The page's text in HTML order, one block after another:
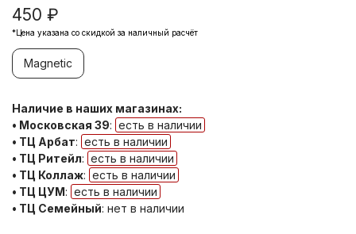
450 ₽
*Цена указана со скидкой за наличный расчёт
Наличие в наших магазинах:
• Московская 39: есть в наличии
• ТЦ Арбат: есть в наличии
• ТЦ Ритейл: есть в наличии
• ТЦ Коллаж: есть в наличии
• ТЦ ЦУМ: есть в наличии
• ТЦ Семейный: нет в наличии
Magnetic